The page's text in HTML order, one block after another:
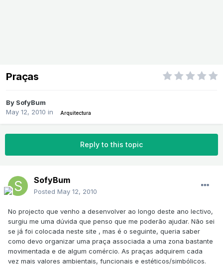
Praças
By SofyBum
May 12, 2010 in Arquitectura
Reply to this topic
SofyBum
Posted May 12, 2010
No projecto que venho a desenvolver ao longo deste ano lectivo,
surgiu me uma dúvida que penso que me poderão ajudar. Não sei
se já foi colocada neste site , mas é o seguinte, queria saber
como devo organizar uma praça associada a uma zona bastante
movimentada e de algum comércio. As praças adquirem cada
vez mais valores ambientais, funcionais e estéticos/simbólicos.